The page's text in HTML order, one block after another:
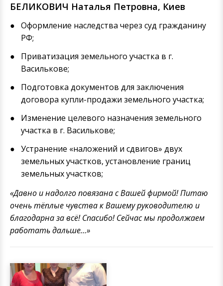
БЕЛИКОВИЧ Наталья Петровна, Киев
Оформление наследства через суд гражданину
РФ;
Приватизация земельного участка в г.
Василькове;
Подготовка документов для заключения
договора купли-продажи земельного участка;
Изменение целевого назначения земельного
участка в г. Василькове;
Устранение «наложений и сдвигов» двух
земельных участков, установление границ
земельных участков;
«Давно и надолго повязана с Вашей фирмой! Питаю
очень тёплые чувства к Вашему руководителю и
благодарна за всё! Спасибо! Сейчас мы продолжаем
работать дальше…»